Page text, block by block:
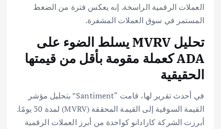
العملات الرقمية الراسخة. إنه يعكس فترة من الضغط
المستمر في سوق العملات المشفرة.
تحليل MVRV يسلط الضوء على
ADA كعملة مقومة بأقل من قيمتها
الحقيقية
في أحدث تقرير لها، قامت “Santiment” بتحليل مؤشر
القيمة السوقية إلى القيمة المحققة (MVRV) لمدة 30 يومًا.
أبرزت الشركة كارادانو كواحدة من أبرز العملات الرقمية